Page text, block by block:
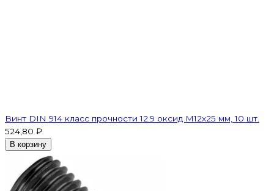
Винт DIN 914 класс прочности 12.9 оксид M12х25 мм, 10 шт.
524,80 ₽
В корзину